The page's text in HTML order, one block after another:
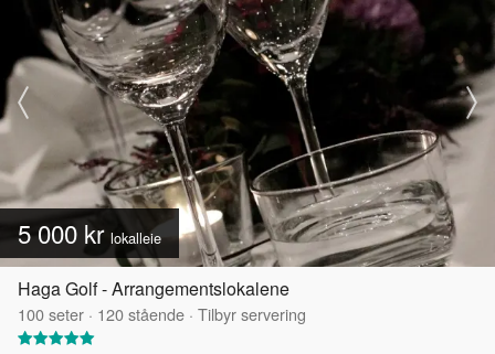
5 000 kr lokalleie
Haga Golf - Arrangementslokalene
100seter · 120stående · Tilbyr servering